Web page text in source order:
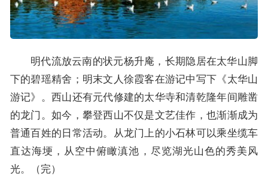
明代流放云南的状元杨升庵，长期隐居在太华山脚
下的碧瑶精舍；明末文人徐霞客在游记中写下《太华山
游记》。西山还有元代修建的太华寺和清乾隆年间雕凿
的龙门。如今，攀登西山不仅是文艺佳作，也渐渐成为
普通百姓的日常活动。从龙门上的小石林可以乘坐缆车
直达海埂，从空中俯瞰滇池，尽览湖光山色的秀美风
光。（完）